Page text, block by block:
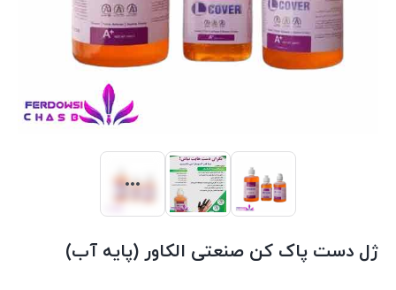
ژل دست پاک کن صنعتی الکاور (پایه آب)